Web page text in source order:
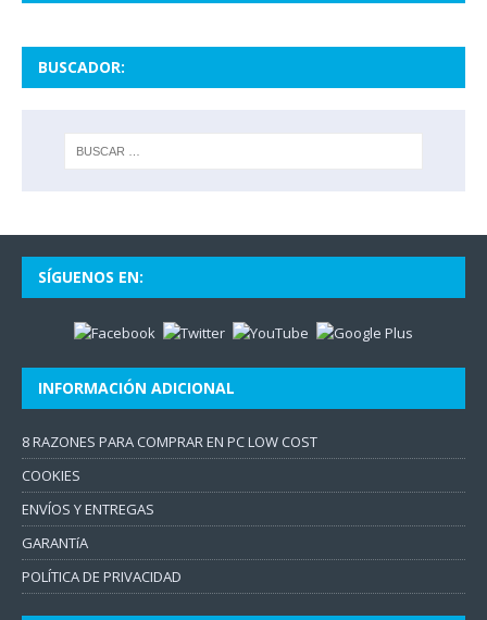
BUSCADOR:
SÍGUENOS EN:
INFORMACIÓN ADICIONAL
8 RAZONES PARA COMPRAR EN PC LOW COST
COOKIES
ENVÍOS Y ENTREGAS
GARANTíA
POLÍTICA DE PRIVACIDAD